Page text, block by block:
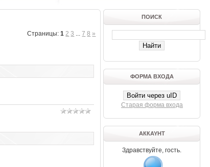
Страницы:1 2 3 ... 7 8 »
ПОИСК
ФОРМА ВХОДА
Войти через uID
Старая форма входа
АККAYНТ
Здравствуйте, гость.